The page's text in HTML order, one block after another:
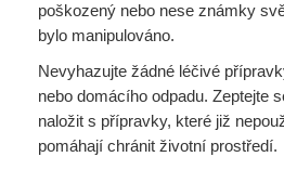
poškozený nebo nese známky
bylo manipulováno.
Nevyhazujte žádné léčivé
nebo domácího odpadu. Zeptejte
naložit s přípravky, které již
pomáhají chránit životní prostředí.